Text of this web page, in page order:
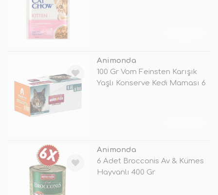
Animonda
100 Gr Vom Feinsten Karışık
Yaşlı Konserve Kedi Maması 6
Animonda
6 Adet Brocconis Av & Kümes
Hayvanlı 400 Gr